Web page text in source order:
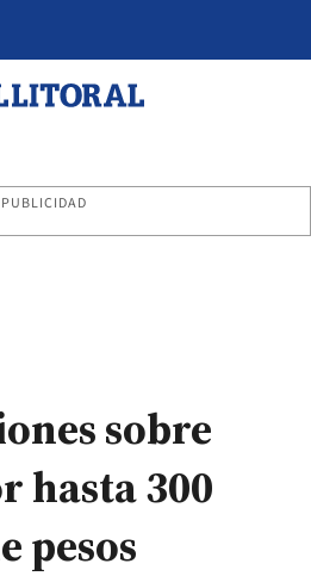
PUBLICIDAD
sobre
hasta 300
pesos